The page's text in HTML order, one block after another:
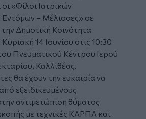
οι «Φίλοι Ιατρικών
– Μέλισσες» σε
Δημοτική Κοινότητα
14 Ιουνίου στις 10:30
Πνευματικού Κέντρου Ιερού
Καλλιθέας.
θα έχουν την ευκαιρία να
εξειδικευμένους
αντιμετώπιση θύματος
με τεχνικές ΚΑΡΠΑ και